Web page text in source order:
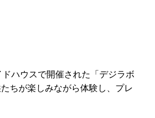
ハウスで開催された「デジラボ
ちが楽しみながら体験し、プレ